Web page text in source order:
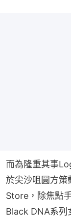
而為隆重其事
於尖沙咀圓方
Store，除焦點
Black DNA系列